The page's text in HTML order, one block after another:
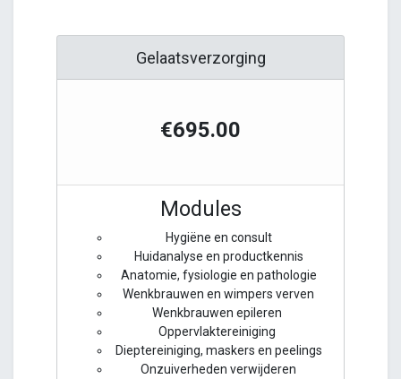
Gelaatsverzorging
€695.00
Modules
Hygiëne en consult
Huidanalyse en productkennis
Anatomie, fysiologie en pathologie
Wenkbrauwen en wimpers verven
Wenkbrauwen epileren
Oppervlaktereiniging
Dieptereiniging, maskers en peelings
Onzuiverheden verwijderen